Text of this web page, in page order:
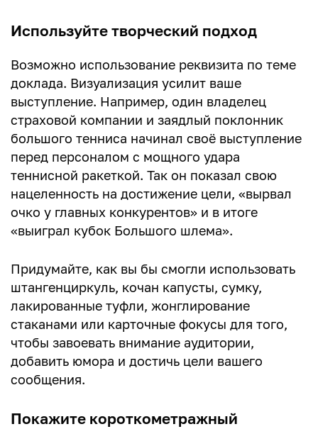
Используйте творческий подход
Возможно использование реквизита по теме
доклада. Визуализация усилит ваше
выступление. Например, один владелец
страховой компании и заядлый поклонник
большого тенниса начинал своё выступление
перед персоналом с мощного удара
теннисной ракеткой. Так он показал свою
нацеленность на достижение цели, «вырвал
очко у главных конкурентов» и в итоге
«выиграл кубок Большого шлема».
Придумайте, как вы бы смогли использовать
штангенциркуль, кочан капусты, сумку,
лакированные туфли, жонглирование
стаканами или карточные фокусы для того,
чтобы завоевать внимание аудитории,
добавить юмора и достичь цели вашего
сообщения.
Покажите короткометражный